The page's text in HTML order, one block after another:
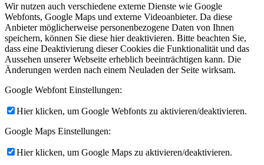
Wir nutzen auch verschiedene externe Dienste wie Google
Webfonts, Google Maps und externe Videoanbieter. Da diese
Anbieter möglicherweise personenbezogene Daten von Ihnen
speichern, können Sie diese hier deaktivieren. Bitte beachten Sie,
dass eine Deaktivierung dieser Cookies die Funktionalität und das
Aussehen unserer Webseite erheblich beeinträchtigen kann. Die
Änderungen werden nach einem Neuladen der Seite wirksam.
Google Webfont Einstellungen:
Hier klicken, um Google Webfonts zu aktivieren/deaktivieren.
Google Maps Einstellungen:
Hier klicken, um Google Maps zu aktivieren/deaktivieren.